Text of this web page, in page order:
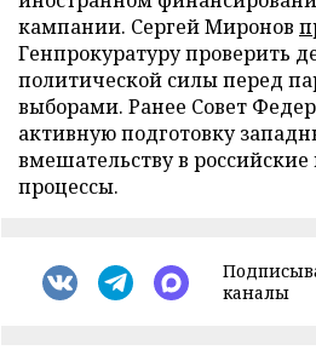
кампании. Сергей Миронов
Генпрокуратуру проверить
политической силы перед
выборами. Ранее Совет
активную подготовку
вмешательству в
процессы.
каналы